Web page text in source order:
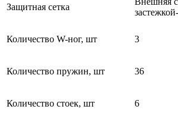
Защитная сетка
Количество W-ног, шт 3
Количество пружин, шт 36
Количество стоек, шт 6